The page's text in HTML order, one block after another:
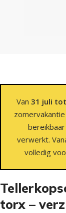
Van 31 juli
verwerkt.
volledig
torx –